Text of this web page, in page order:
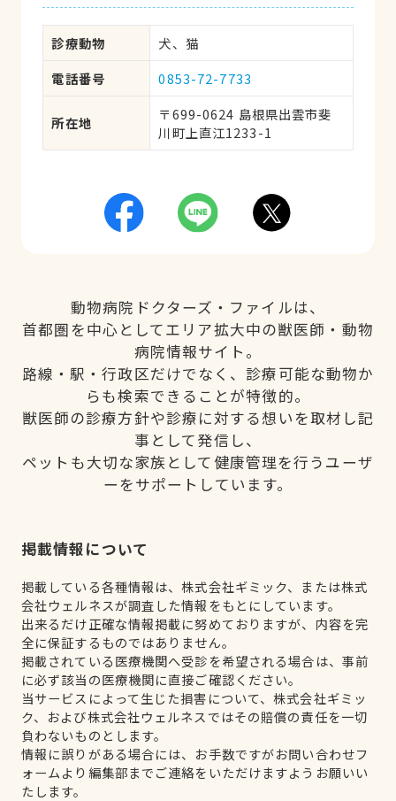
診療動物
犬、猫
電話番号
0853-72-7733
所在地
〒699-0624 島根県出雲市斐
川町上直江1233-1
動物病院ドクターズ・ファイルは、
首都圏を中心としてエリア拡大中の獣医師・動物
病院情報サイト。
路線・駅・行政区だけでなく、診療可能な動物か
らも検索できることが特徴的。
獣医師の診療方針や診療に対する想いを取材し記
事として発信し、
ペットも大切な家族として健康管理を行うユーザ
ーをサポートしています。
掲載情報について
掲載している各種情報は、株式会社ギミック、または株式
会社ウェルネスが調査した情報をもとにしています。
出来るだけ正確な情報掲載に努めておりますが、内容を完
全に保証するものではありません。
掲載されている医療機関へ受診を希望される場合は、事前
に必ず該当の医療機関に直接ご確認ください。
当サービスによって生じた損害について、株式会社ギミッ
ク、および株式会社ウェルネスではその賠償の責任を一切
負わないものとします。
情報に誤りがある場合には、お手数ですがお問い合わせフ
ォームより編集部までご連絡をいただけますようお願いい
たします。